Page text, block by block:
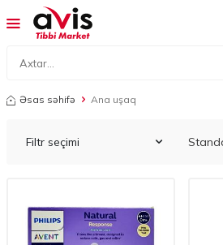
Əsas səhifə Ana uşaq
Filtr seçimi